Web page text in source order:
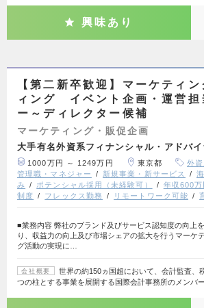
興味あり
【第二新卒歓迎】マーケティ
ィング イベント企画・運営担
ー～ディレクター候補
マーケティング・販促企画
大手有名外資系フィナンシャル・アドバ
1000万円 ～ 1249万円 東京都 外
管理職・マネジャー
新規事業・新サービス
み
ポテンシャル採用（未経験可） 年収600万
制度
フレックス勤務 リモートワーク可能
■業務内容 弊社のブランド及びサービス認知度の向上を
り、収益力の向上及び市場シェアの拡大を行うマーケ
グ活動の実現に…
会社概要
世界の約150ヵ国超において、会計監査、
つの柱とする事業を展開する国際会計事務所のメンバ